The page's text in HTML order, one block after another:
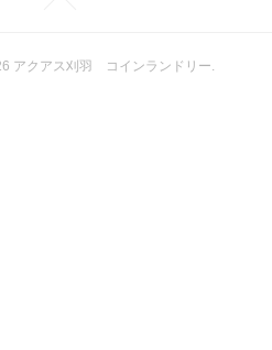
アクアス刈羽 コインランドリー.